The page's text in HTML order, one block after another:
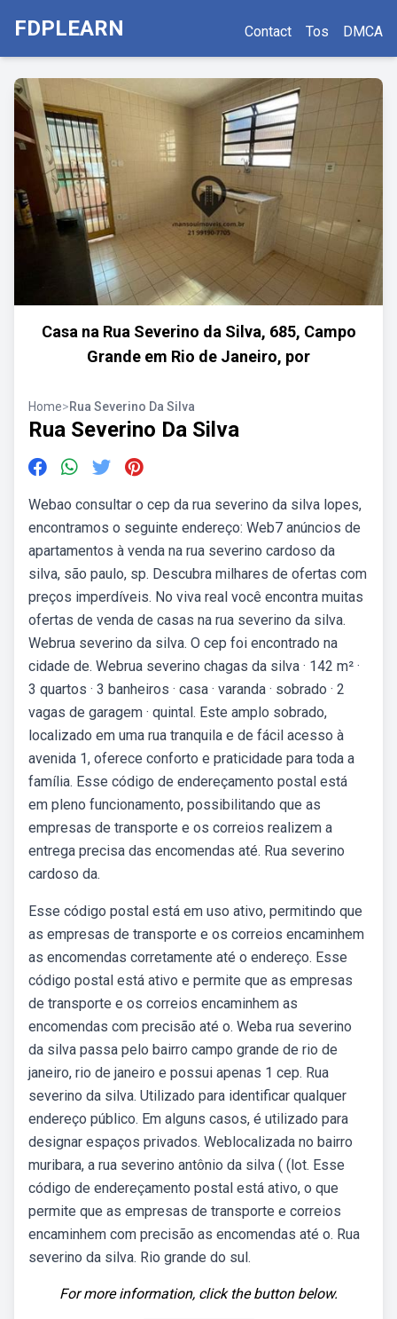
FDPLEARN Contact Tos DMCA
Casa na Rua Severino da Silva, 685, Campo
Grande em Rio de Janeiro, por
Home>Rua Severino Da Silva
Rua Severino Da Silva
Webao consultar o cep da rua severino da silva lopes,
encontramos o seguinte endereço: Web7 anúncios de
apartamentos à venda na rua severino cardoso da
silva, são paulo, sp. Descubra milhares de ofertas com
preços imperdíveis. No viva real você encontra muitas
ofertas de venda de casas na rua severino da silva.
Webrua severino da silva. O cep foi encontrado na
cidade de. Webrua severino chagas da silva · 142 m² ·
3 quartos · 3 banheiros · casa · varanda · sobrado · 2
vagas de garagem · quintal. Este amplo sobrado,
localizado em uma rua tranquila e de fácil acesso à
avenida 1, oferece conforto e praticidade para toda a
família. Esse código de endereçamento postal está
em pleno funcionamento, possibilitando que as
empresas de transporte e os correios realizem a
entrega precisa das encomendas até. Rua severino
cardoso da.
Esse código postal está em uso ativo, permitindo que
as empresas de transporte e os correios encaminhem
as encomendas corretamente até o endereço. Esse
código postal está ativo e permite que as empresas
de transporte e os correios encaminhem as
encomendas com precisão até o. Weba rua severino
da silva passa pelo bairro campo grande de rio de
janeiro, rio de janeiro e possui apenas 1 cep. Rua
severino da silva. Utilizado para identificar qualquer
endereço público. Em alguns casos, é utilizado para
designar espaços privados. Weblocalizada no bairro
muribara, a rua severino antônio da silva ( (lot. Esse
código de endereçamento postal está ativo, o que
permite que as empresas de transporte e correios
encaminhem com precisão as encomendas até o. Rua
severino da silva. Rio grande do sul.
For more information, click the button below.